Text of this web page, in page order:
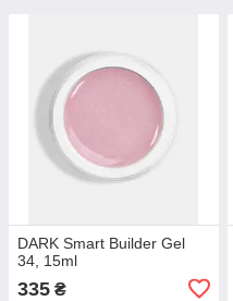
DARK Smart Builder Gel
34, 15ml
335 ₴